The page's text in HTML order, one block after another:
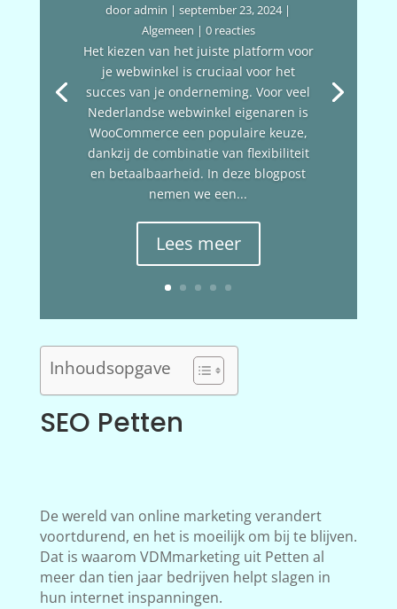
dooradmin |september 23, 2024|
Algemeen | 0 reacties
Het kiezen van het juiste platform voor
je webwinkel is cruciaal voor het
succes van je onderneming. Voor veel
Nederlandse webwinkel eigenaren is
WooCommerce een populaire keuze,
dankzij de combinatie van flexibiliteit
en betaalbaarheid. In deze blogpost
nemen we een...
Lees meer
Inhoudsopgave
SEO Petten
De wereld van online marketing verandert
voortdurend, en het is moeilijk om bij te blijven.
Dat is waarom VDMmarketing uit Petten al
meer dan tien jaar bedrijven helpt slagen in
hun internet inspanningen.